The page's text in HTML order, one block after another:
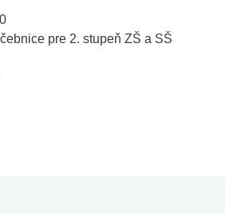
pre 2. stupeň ZŠ a SŠ